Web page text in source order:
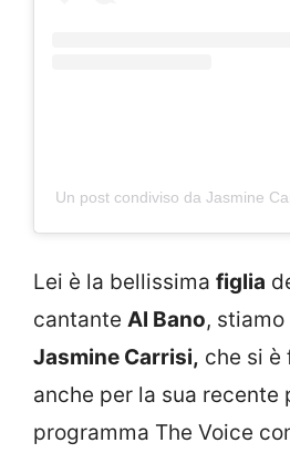
Un post condiviso da Jasmine
Lei è la bellissima figlia
cantante Al Bano,
Jasmine Carrisi, che si è
anche per la sua recente
programma The Voice